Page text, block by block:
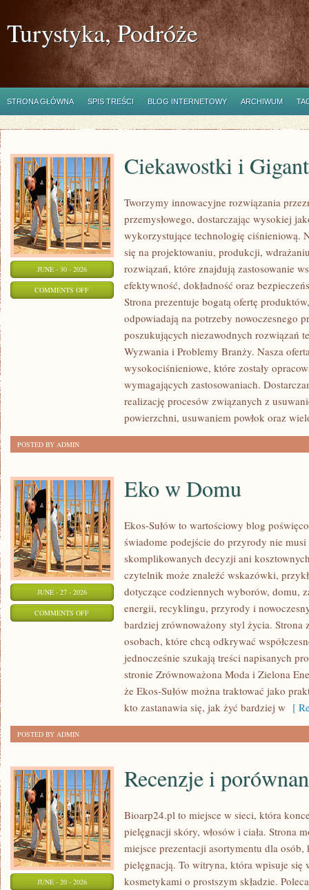
Turystyka, Podróże
STRONA GŁÓWNA SPIS TREŚCI BLOG INTERNETOWY ARCHIWUM
JUNE - 30 - 2026
COMMENTS OFFON
CIEKAWOSTKI
Ciekawostki i
Tworzymy innowacyjne rozwiązania
przemysłowego, dostarczając wysokiej
wykorzystujące technologię ciśnieniową.
się na projektowaniu, produkcji,
rozwiązań, które znajdują zastosowanie
efektywność, dokładność oraz
Strona prezentuje bogatą ofertę
odpowiadają na potrzeby nowoczesnego
poszukujących niezawodnych rozwiązań
Wyzwania i Problemy Branży. Nasza
wysokociśnieniowe, które zostały
wymagających zastosowaniach.
realizację procesów związanych z
powierzchni, usuwaniem powłok oraz
POSTED BY ADMIN
JUNE - 27 - 2026
COMMENTS OFFON
Eko w Domu
Ekos-Sułów to wartościowy blog
świadome podejście do przyrody nie
skomplikowanych decyzji ani
czytelnik może znaleźć wskazówki,
dotyczące codziennych wyborów, domu,
energii, recyklingu, przyrody i
bardziej zrównoważony styl życia. Strona
osobach, które chcą odkrywać
jednocześnie szukają treści napisanych
stronie Zrównoważona Moda i Zielona
że Ekos-Sułów można traktować jako
kto zastanawia się, jak żyć bardziej w [
POSTED BY ADMIN
JUNE - 20 - 2026
Recenzje i
Bioarp24.pl to miejsce w sieci, która
pielęgnacji skóry, włosów i ciała. Strona
miejsce prezentacji asortymentu dla
pielęgnacją. To witryna, która wpisuje się
kosmetykami o prostszym składzie.